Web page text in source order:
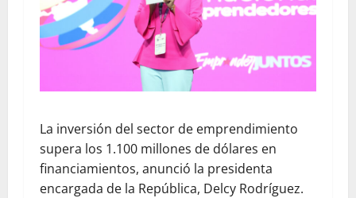
La inversión del sector de emprendimiento
supera los 1.100 millones de dólares en
financiamientos, anunció la presidenta
encargada de la República, Delcy Rodríguez.